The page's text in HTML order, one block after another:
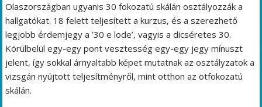
Olaszországban ugyanis 30 fokozatú skálán osztályozzák a
hallgatókat. 18 felett teljesített a kurzus, és a szerezhető
legjobb érdemjegy a ’30 e lode’, vagyis a dicséretes 30.
Körülbelül egy-egy pont vesztesség egy-egy jegy mínuszt
jelent, így sokkal árnyaltabb képet mutatnak az osztályzatok a
vizsgán nyújtott teljesítményről, mint otthon az ötfokozatú
skálán.